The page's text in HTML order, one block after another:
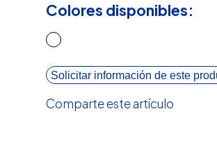
Colores disponibles:
Solicitar información de este
Comparte este artículo